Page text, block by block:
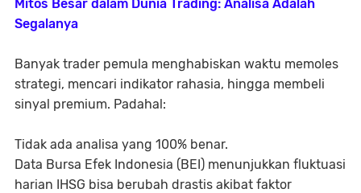
Mitos Besar dalam Dunia Trading: Analisa Adalah
Segalanya
Banyak trader pemula menghabiskan waktu memoles
strategi, mencari indikator rahasia, hingga membeli
sinyal premium. Padahal:
Tidak ada analisa yang 100% benar.
Data Bursa Efek Indonesia (BEI) menunjukkan fluktuasi
harian IHSG bisa berubah drastis akibat faktor